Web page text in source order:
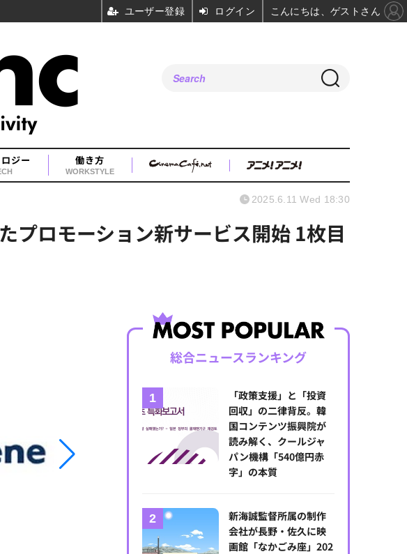
ジー 働き方
WORKSTYLE
プロモーション新サービス開始 1枚目
2025.6.11 Wed 18:30
総合ニュースランキング
「政策支援」と「投資
回収」の二律背反。韓
国コンテンツ振興院が
読み解く、クールジャ
パン機構「540億円赤
字」の本質
新海誠監督所属の制作
会社が長野・佐久に映
画館「なかごみ座」202
ユーザー登録 ログイン こんにちは、ゲストさん